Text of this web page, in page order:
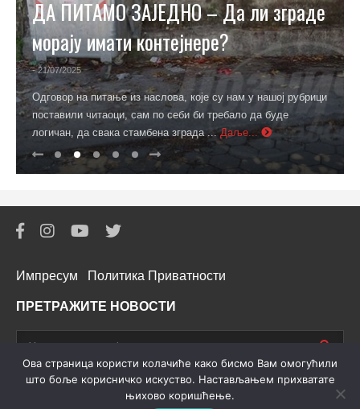
ДА ПИТАМО ЗАЈЕДНО – Да ли зграде
морају имати контејнере?
- 21/07/2025
Одговор на питање из наслова, које су нам у нашој рубрици
поставили читаоци, сам по себи би требало да буде
логичан, да свака стамбена зграда ... Даље...
Импресум Политика Приватности
ПРЕТРАЖИТЕ НОВОСТИ
Oва страница користи колачиће како бисмо Вам омогућили
што боље корисничко искуство. Настављањем прихватате
њихово коришћење.